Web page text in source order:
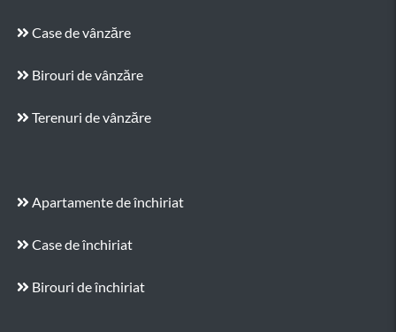
Case de vânzăre
Birouri de vânzăre
Terenuri de vânzăre
Apartamente de închiriat
Case de închiriat
Birouri de închiriat